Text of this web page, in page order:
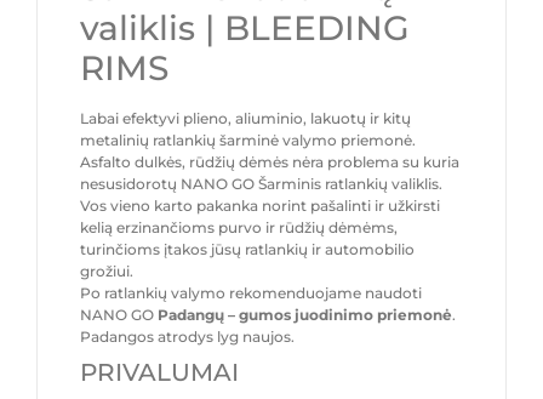
valiklis | BLEEDING
RIMS
Labai efektyvi plieno, aliuminio, lakuotų ir kitų
metalinių ratlankių šarminė valymo priemonė.
Asfalto dulkės, rūdžių dėmės nėra problema su kuria
nesusidorotų NANO GO Šarminis ratlankių valiklis.
Vos vieno karto pakanka norint pašalinti ir užkirsti
kelią erzinančioms purvo ir rūdžių dėmėms,
turinčioms įtakos jūsų ratlankių ir automobilio
grožiui.
Po ratlankių valymo rekomenduojame naudoti
NANO GO Padangų – gumos juodinimo priemonė.
Padangos atrodys lyg naujos.
PRIVALUMAI